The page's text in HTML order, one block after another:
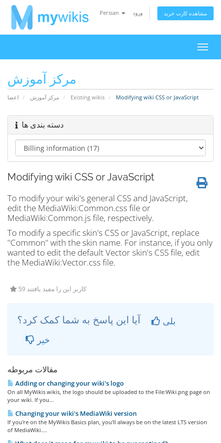
Persian ورود مشاهده کارت خرید
تغییر
مرکز آموزش
اعضا مرکز آموزش Existing wikis Modifying wiki CSS or JavaScript
دسته بندی ها
Modifying wiki CSS or JavaScript
To modify your wiki's general CSS and JavaScript,
edit the MediaWiki:Common.css file or
MediaWiki:Common.js file, respectively.
To modify a specific skin's CSS or JavaScript, replace
"Common" with the skin name. For instance, if you only
wanted to edit the default Vector skin's CSS file, edit
the MediaWiki:Vector.css file.
59 کاربر این را مفید یافتند
بلی
خیر
مقالات مربوطه
Adding or changing your wiki's logo
On all MyWikis wikis, the logo should be uploaded to the File:Wiki.png page on
your wiki. If you...
Changing your wiki's MediaWiki version
If you're on the MyWikis Basics plan, you'll always be on the latest LTS version
of MediaWiki....